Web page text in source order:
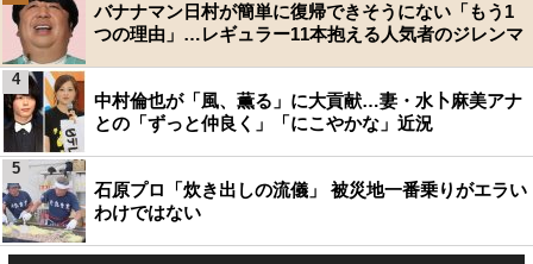
バナナマン日村が簡単に復帰できそうにない「もう1
つの理由」…レギュラー11本抱える人気者のジレンマ
中村倫也が「風、薫る」に大貢献…妻・水卜麻美アナ
との「ずっと仲良く」「にこやかな」近況
4
石原プロ「炊き出しの流儀」 被災地一番乗りがエラい
わけではない
5